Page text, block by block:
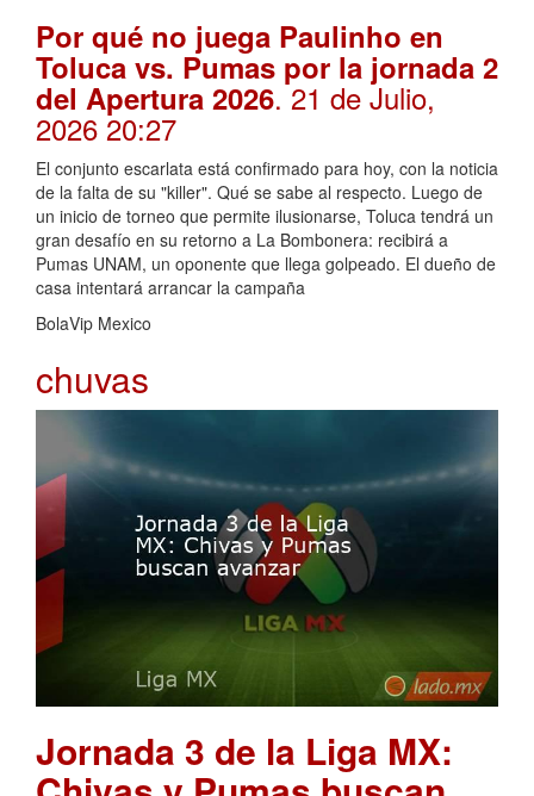
Por qué no juega Paulinho en
Toluca vs. Pumas por la jornada 2
del Apertura 2026. 21 de Julio,
2026 20:27
El conjunto escarlata está confirmado para hoy, con la noticia
de la falta de su "killer". Qué se sabe al respecto. Luego de
un inicio de torneo que permite ilusionarse, Toluca tendrá un
gran desafío en su retorno a La Bombonera: recibirá a
Pumas UNAM, un oponente que llega golpeado. El dueño de
casa intentará arrancar la campaña
BolaVip Mexico
chuvas
Jornada 3 de la Liga MX: